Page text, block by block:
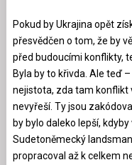
Pokud by Ukrajina opět
přesvědčen o tom, že by
před budoucími konflikty,
Byla by to křivda. Ale teď
nejistota, zda tam konflikt
nevyřeší. Ty jsou
by bylo daleko lepší,
Sudetoněmecký
propracoval až k celkem